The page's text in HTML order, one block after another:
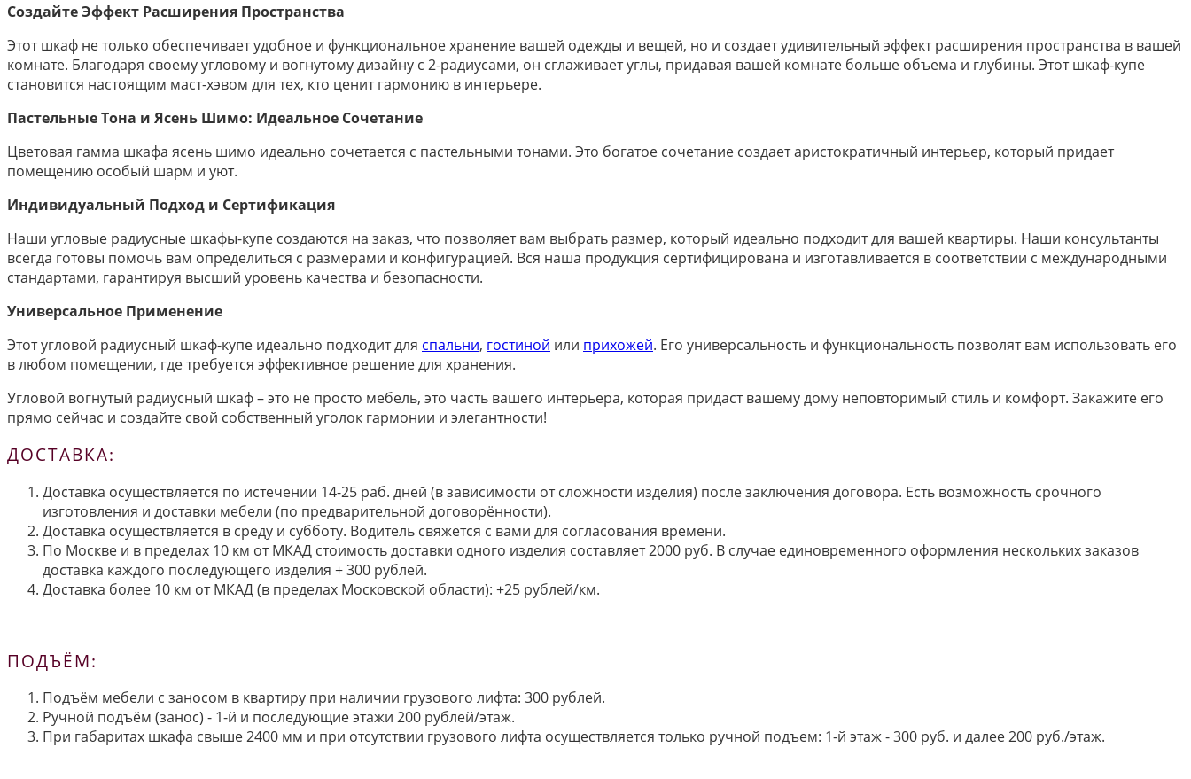
Создайте Эффект Расширения Пространства
Этот шкаф не только обеспечивает удобное и функциональное хранение вашей одежды и вещей, но и создает удивительный эффект расширения пространства в вашей
комнате. Благодаря своему угловому и вогнутому дизайну с 2-радиусами, он сглаживает углы, придавая вашей комнате больше объема и глубины. Этот шкаф-купе
становится настоящим маст-хэвом для тех, кто ценит гармонию в интерьере.
Пастельные Тона и Ясень Шимо: Идеальное Сочетание
Цветовая гамма шкафа ясень шимо идеально сочетается с пастельными тонами. Это богатое сочетание создает аристократичный интерьер, который придает
помещению особый шарм и уют.
Индивидуальный Подход и Сертификация
Наши угловые радиусные шкафы-купе создаются на заказ, что позволяет вам выбрать размер, который идеально подходит для вашей квартиры. Наши консультанты
всегда готовы помочь вам определиться с размерами и конфигурацией. Вся наша продукция сертифицирована и изготавливается в соответствии с международными
стандартами, гарантируя высший уровень качества и безопасности.
Универсальное Применение
Этот угловой радиусный шкаф-купе идеально подходит для спальни, гостиной или прихожей. Его универсальность и функциональность позволят вам использовать его
в любом помещении, где требуется эффективное решение для хранения.
Угловой вогнутый радиусный шкаф – это не просто мебель, это часть вашего интерьера, которая придаст вашему дому неповторимый стиль и комфорт. Закажите его
прямо сейчас и создайте свой собственный уголок гармонии и элегантности!
ДОСТАВКА:
Доставка осуществляется по истечении 14-25 раб. дней (в зависимости от сложности изделия) после заключения договора. Есть возможность срочного
изготовления и доставки мебели (по предварительной договорённости).
Доставка осуществляется в среду и субботу. Водитель свяжется с вами для согласования времени.
По Москве и в пределах 10 км от МКАД стоимость доставки одного изделия составляет 2000 руб. В случае единовременного оформления нескольких заказов
доставка каждого последующего изделия + 300 рублей.
Доставка более 10 км от МКАД (в пределах Московской области): +25 рублей/км.
ПОДЪЁМ:
Подъём мебели с заносом в квартиру при наличии грузового лифта: 300 рублей.
Ручной подъём (занос) - 1-й и последующие этажи 200 рублей/этаж.
При габаритах шкафа свыше 2400 мм и при отсутствии грузового лифта осуществляется только ручной подъем: 1-й этаж - 300 руб. и далее 200 руб./этаж.